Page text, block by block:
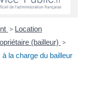
> Location
(bailleur) >
la charge du bailleur